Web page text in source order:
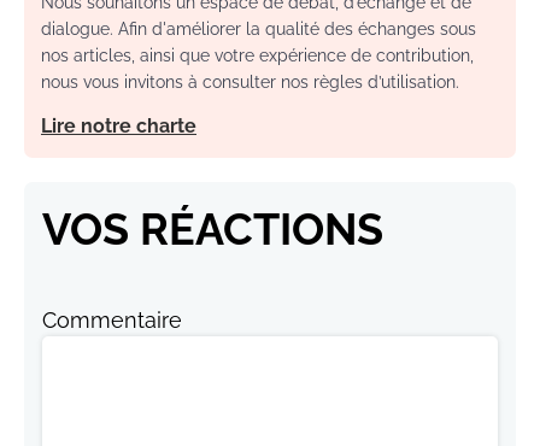
dialogue. Afin d'améliorer la qualité des échanges sous
nos articles, ainsi que votre expérience de contribution,
nous vous invitons à consulter nos règles d’utilisation.
Lire notre charte
VOS RÉACTIONS
Commentaire